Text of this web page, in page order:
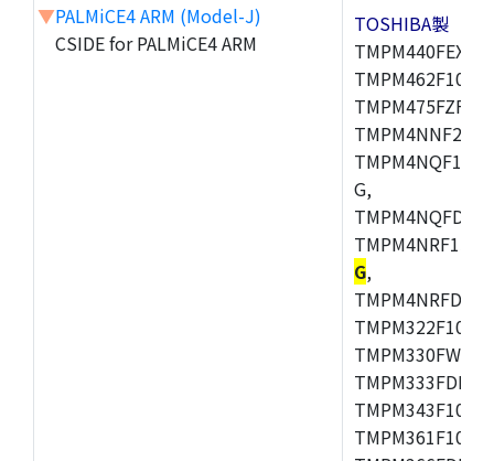
▼PALMiCE4 ARM (Model-J)
CSIDE for PALMiCE4 ARM
TOSHIBA製
G,
G,